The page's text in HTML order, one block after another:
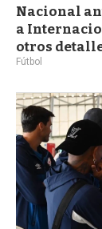
Nacional
a
otros
Fútbol